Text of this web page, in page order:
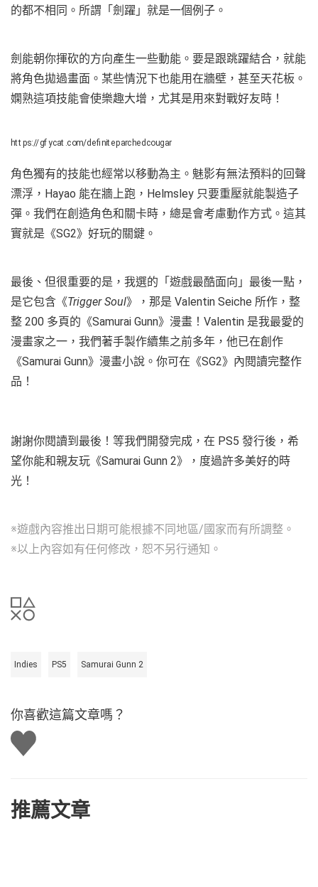
的都不相同。所謂「劍躍」就是一個例子。
劍能朝你揮砍的方向產生一些動能。要是跟跳躍結合，就能
將角色拋過畫面。某些情況下也能用在牆壁，甚至天花板。
嫻熟這項技能會使樂趣大增，尤其是用來對戰好友時！
https://gfycat.com/definiteparchedcougar
角色獨有的技能也經常以移動為主。魅影有無法預料的回聲
漂浮，Hayao 能在牆上跑，Helmsley 只要重壓就能製造子
彈。我們在創造角色和關卡時，總是會考慮動作方式。這其
實就是《SG2》好玩的關鍵。
最後、但很重要的是，我選的「遊戲最酷面向」最後一點，
是它包含《Trigger Soul》，那是 Valentin Seiche 所作，整
整 200 多頁的《Samurai Gunn》漫畫！Valentin 是我最愛的
漫畫家之一，我們著手製作續集之前多年，他已在創作
《Samurai Gunn》漫畫小說。你可在《SG2》內閱讀完整作
品！
謝謝你閱讀到最後！等我們開發完成，在 PS5 發行後，希
望你能和親友玩《Samurai Gunn 2》，度過許多美好的時
光！
※遊戲內容推出日期可能根據不同地區/國家而有所調整。
※以上內容如有任何修改，恕不另行通知。
Indies PS5 Samurai Gunn 2
你喜歡這篇文章嗎？
讚
推薦文章